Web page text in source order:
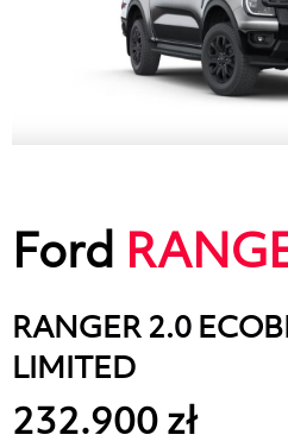
Ford
RANGER 2.0
LIMITED
232.900 zł